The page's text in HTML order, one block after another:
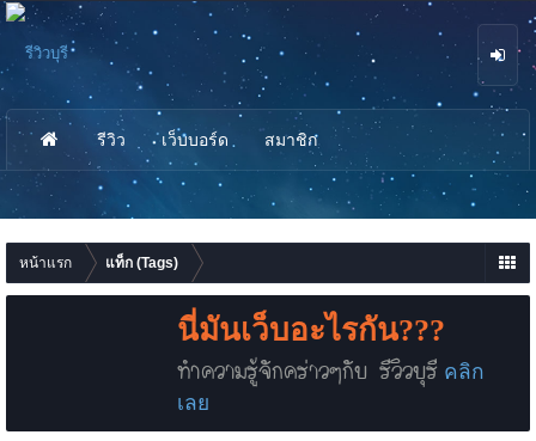
หน้าแรก แท็ก (Tags)
นี่มันเว็บอะไรกัน???
ทำความรู้จักคร่าวๆกับ รีวิวบุรี คลิก
เลย
รีวิว เว็บบอร์ด สมาชิก
นห
า